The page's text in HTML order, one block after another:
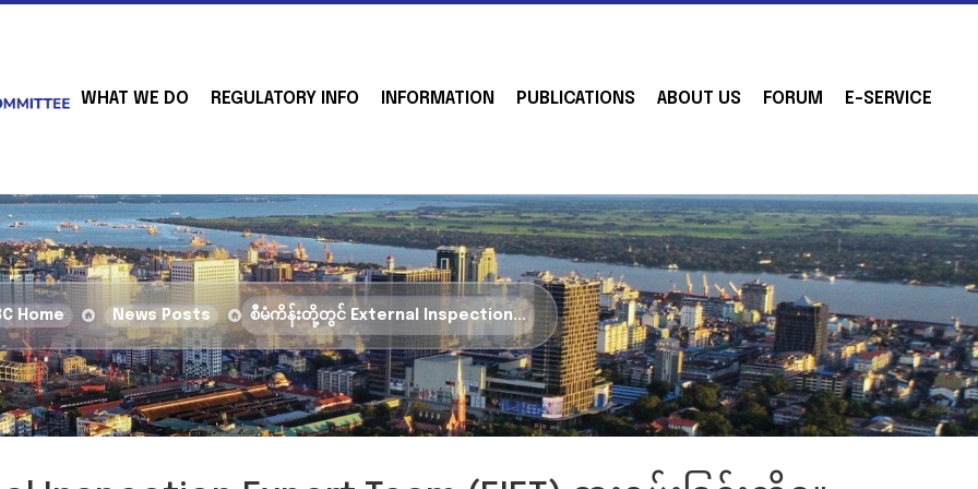
WHAT WE DO REGULATORY INFO INFORMATION PUBLICATIONS ABOUT US FORUM E-SERVICE
Home News Posts စီမံကိန်းတို့တွင် External Inspection...